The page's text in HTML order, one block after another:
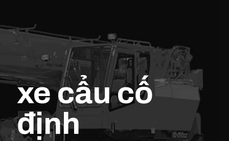
xe cẩu cố
định